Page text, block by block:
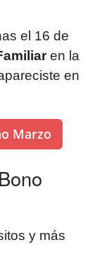
el 16 de
en la
en
Marzo
y más